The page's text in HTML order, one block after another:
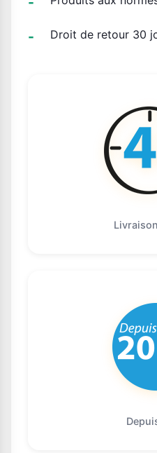
Droit de retour 30